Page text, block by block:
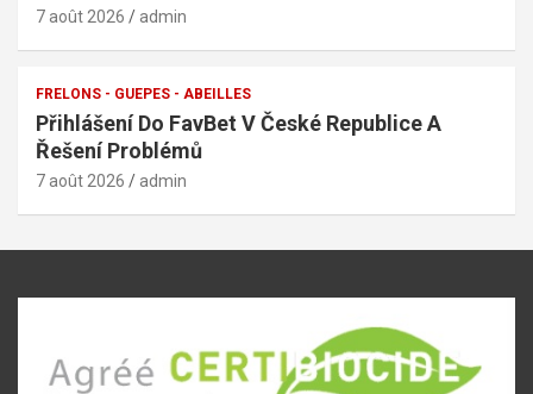
7 août 2026 admin
FRELONS - GUEPES - ABEILLES
Přihlášení Do FavBet V České Republice A
Řešení Problémů
7 août 2026 admin